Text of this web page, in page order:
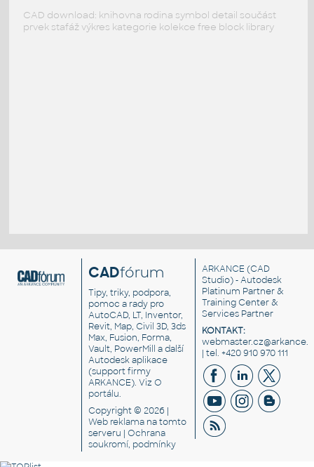
CAD download: knihovna rodina symbol detail součást
prvek stafáž výkres kategorie kolekce free block library
CADfórum
Tipy, triky, podpora,
pomoc a rady pro
AutoCAD, LT, Inventor,
Revit, Map, Civil 3D, 3ds
Max, Fusion, Forma,
Vault, PowerMill a další
Autodesk aplikace
(support firmy
ARKANCE). VizO
portálu.
Copyright © 2026 |
Web reklama na tomto
serveru |Ochrana
soukromí, podmínky
ARKANCE (CAD
Studio) - Autodesk
Platinum Partner &
Training Center &
Services Partner
KONTAKT:
| tel. +420 910 970 111